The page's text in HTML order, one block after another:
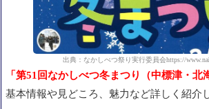
出典：なかしべつ祭り実行委員会https://
「第51回なかしべつ冬まつり（中標津・北
基本情報や見どころ、魅力など詳しく紹介